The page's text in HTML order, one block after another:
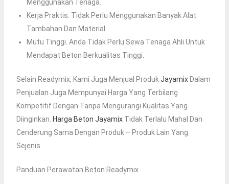
Menggunakan Tenaga.
Kerja Praktis. Tidak Perlu Menggunakan Banyak Alat
Tambahan Dan Material.
Mutu Tinggi. Anda Tidak Perlu Sewa Tenaga Ahli Untuk
Mendapat Beton Berkualitas Tinggi.
Selain Readymix, Kami Juga Menjual ProdukJayamixDalam
Penjualan Juga Mempunyai Harga Yang Terbilang
Kompetitif Dengan Tanpa Mengurangi Kualitas Yang
Diinginkan. Harga Beton JayamixTidak Terlalu Mahal Dan
Cenderung Sama Dengan Produk – Produk Lain Yang
Sejenis.
Panduan Perawatan Beton Readymix